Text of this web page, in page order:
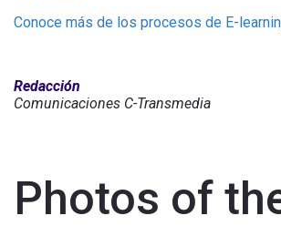
Conoce más de los procesos de E-
Redacción
Comunicaciones C-Transmedia
Photos of